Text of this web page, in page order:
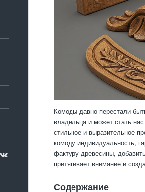
Комоды давно перестали
владельца и может стать
стильное и выразительное
комоду индивидуальность,
фактуру древесины,
притягивает внимание и
Содержание